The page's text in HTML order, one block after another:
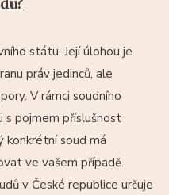
státu. Její úlohou je
práv jedinců, ale
V rámci soudního
s pojmem příslušnost
konkrétní soud má
ve vašem případě.
v České republice určuje